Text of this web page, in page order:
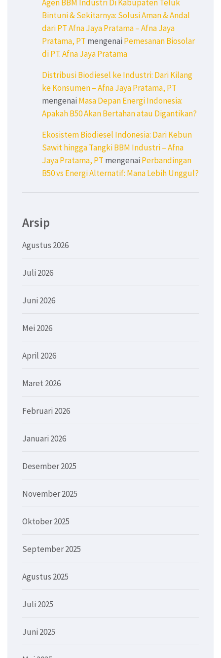
Agen BBM Industri Di Kabupaten Teluk
Bintuni & Sekitarnya: Solusi Aman & Andal
dari PT Afna Jaya Pratama – Afna Jaya
Pratama, PT mengenai Pemesanan Biosolar
di PT. Afna Jaya Pratama
Distribusi Biodiesel ke Industri: Dari Kilang
ke Konsumen – Afna Jaya Pratama, PT
mengenai Masa Depan Energi Indonesia:
Apakah B50 Akan Bertahan atau Digantikan?
Ekosistem Biodiesel Indonesia: Dari Kebun
Sawit hingga Tangki BBM Industri – Afna
Jaya Pratama, PT mengenai Perbandingan
B50 vs Energi Alternatif: Mana Lebih Unggul?
Arsip
Agustus 2026
Juli 2026
Juni 2026
Mei 2026
April 2026
Maret 2026
Februari 2026
Januari 2026
Desember 2025
November 2025
Oktober 2025
September 2025
Agustus 2025
Juli 2025
Juni 2025